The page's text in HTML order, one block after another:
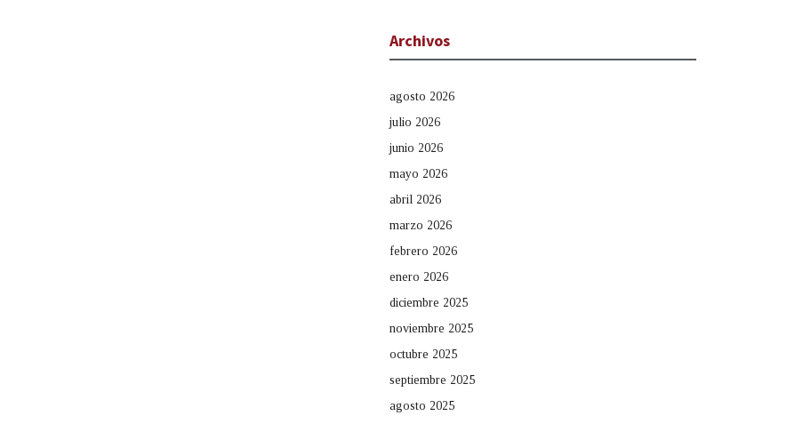
Archivos
agosto 2026
julio 2026
junio 2026
mayo 2026
abril 2026
marzo 2026
febrero 2026
enero 2026
diciembre 2025
noviembre 2025
octubre 2025
septiembre 2025
agosto 2025